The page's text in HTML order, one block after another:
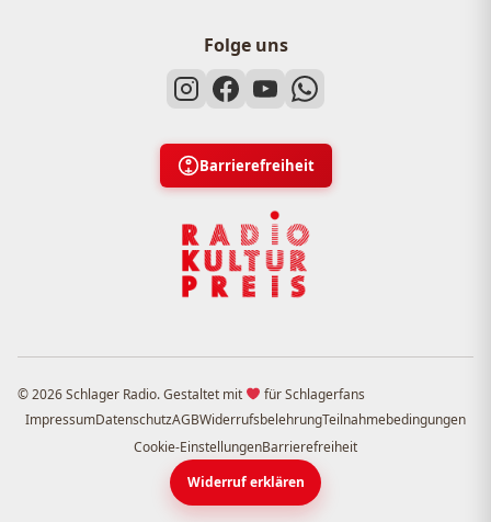
Folge uns
Barrierefreiheit
© 2026 Schlager Radio. Gestaltet mit
für Schlagerfans
ImpressumDatenschutzAGBWiderrufsbelehrungTeilnahmebedingungen
Cookie-EinstellungenBarrierefreiheit
Widerruf erklären